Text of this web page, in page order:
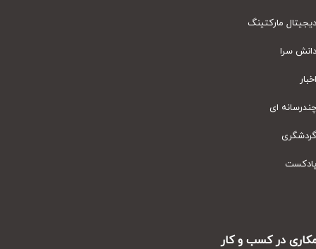
مارکتینگ
سرا
ای
در کسب و کار